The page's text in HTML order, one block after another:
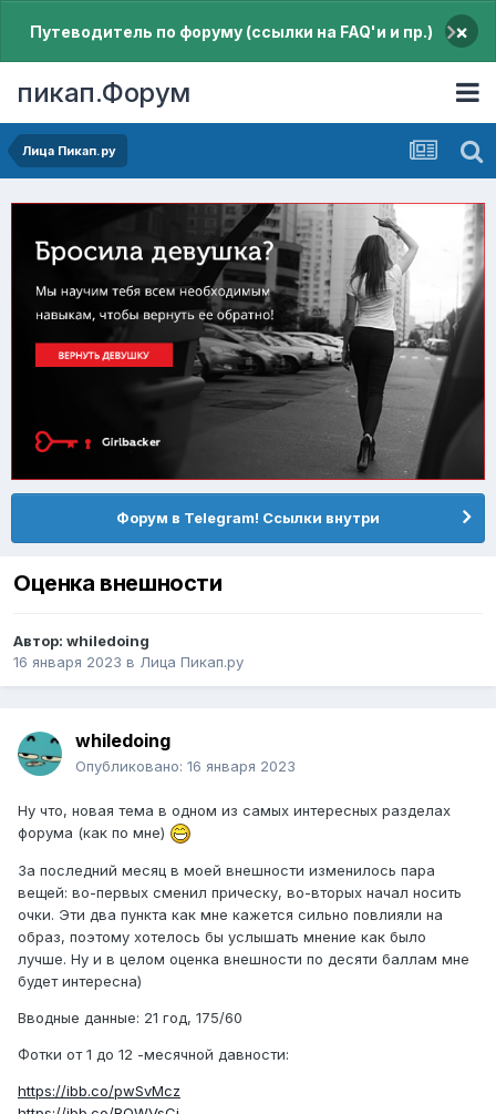
Путеводитель по форуму (ссылки на FAQ'и и пр.) ×
пикап.Форум
Лица Пикап.ру
Форум в Telegram! Ссылки внутри
Оценка внешности
Автор: whiledoing
16 января 2023 в Лица Пикап.ру
whiledoing
Опубликовано: 16 января 2023
Ну что, новая тема в одном из самых интересных разделах
форума (как по мне)
За последний месяц в моей внешности изменилось пара
вещей: во-первых сменил прическу, во-вторых начал носить
очки. Эти два пункта как мне кажется сильно повлияли на
образ, поэтому хотелось бы услышать мнение как было
лучше. Ну и в целом оценка внешности по десяти баллам мне
будет интересна)
Вводные данные: 21 год, 175/60
Фотки от 1 до 12 -месячной давности:
https://ibb.co/pwSvMcz